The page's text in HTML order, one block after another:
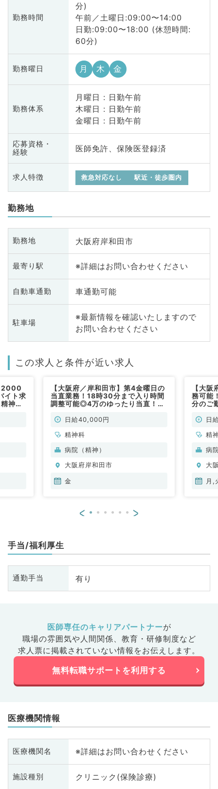
勤務時間
分)
午前／土曜日:09:00〜14:00
日勤:09:00〜18:00 (休憩時間:
60分)
勤務曜日 月 木 金
勤務体系
月曜日 : 日勤午前
木曜日 : 日勤午前
金曜日 : 日勤午前
応募資格・
経験
医師免許、保険医登録済
求人特徴 救急対応なし 駅近・徒歩圏内
勤務地
勤務地 大阪府岸和田市
最寄り駅 ※詳細はお問い合わせください
自動車通勤 車通勤可能
駐車場
※最新情報を確認いたしますので
お問い合わせください
この求人と条件が近い求人
イト求
神科
【大阪府／岸和田市】第4金曜日の
当直業務！18時30分まで入り時間
調整可能◎4万のゆったり当直！／
科／非常勤）
日給40,000円
精神科
病院（精神）
大阪府岸和田市
金
【大
務可能
分のご
勤） 日
精
病
大
月,
< >
手当/福利厚生
通勤手当 有り
医師専任のキャリアパートナーが
職場の雰囲気や人間関係、 教育・研修制度など
求人票に掲載されていない情報をお伝えします。
無料転職サポートを利用する
医療機関情報
医療機関名 ※詳細はお問い合わせください
施設種別 クリニック(保険診療)